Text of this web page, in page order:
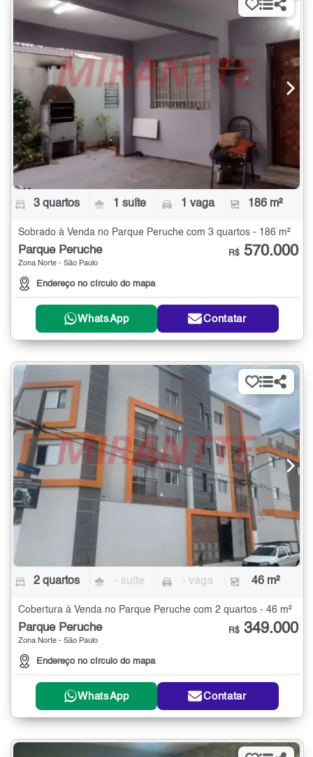
3 quartos 1 suíte 1 vaga 186 m²
Sobrado à Venda no Parque Peruche com 3 quartos - 186 m²
Parque Peruche
Zona Norte - São Paulo
Endereço no círculo do mapa
R$ 570.000
WhatsApp Contatar
2 quartos - suíte - vaga 46 m²
Cobertura à Venda no Parque Peruche com 2 quartos - 46 m²
Parque Peruche
Zona Norte - São Paulo
Endereço no círculo do mapa
R$ 349.000
WhatsApp Contatar